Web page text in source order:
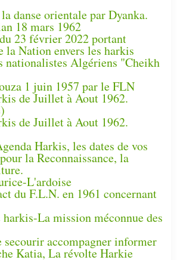
danse orientale par Dyanka.
18 mars 1962
23 février 2022 portant
la Nation envers les harkis
nationalistes Algériens "Cheikh
1 juin 1957 par le FLN
de Juillet à Aout 1962.
de Juillet à Aout 1962.
Harkis, les dates de vos
la Reconnaissance, la
L'ardoise
du F.L.N. en 1961 concernant
La mission méconnue des
secourir accompagner informer
Katia, La révolte Harkie